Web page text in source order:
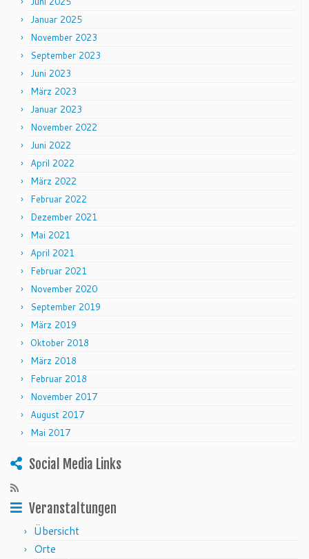
Januar 2025
November 2023
September 2023
Juni 2023
März 2023
Januar 2023
November 2022
Juni 2022
April 2022
März 2022
Februar 2022
Dezember 2021
Mai 2021
April 2021
Februar 2021
November 2020
September 2019
März 2019
Oktober 2018
März 2018
Februar 2018
November 2017
August 2017
Mai 2017
Social Media Links
Veranstaltungen
Übersicht
Orte